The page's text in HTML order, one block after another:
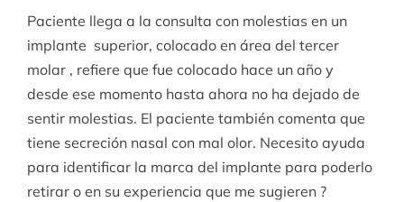
Paciente llega a la consulta con molestias en un
implante superior, colocado en área del tercer
molar , refiere que fue colocado hace un año y
desde ese momento hasta ahora no ha dejado de
sentir molestias. El paciente también comenta que
tiene secreción nasal con mal olor. Necesito ayuda
para identificar la marca del implante para poderlo
retirar o en su experiencia que me sugieren ?